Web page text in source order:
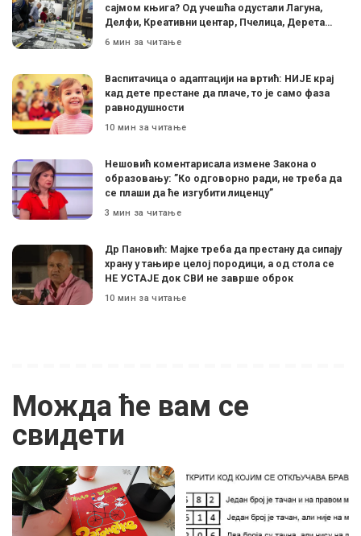
сајмом књига? Од учешћа одустали Лагуна,
Делфи, Креативни центар, Пчелица, Дерета…
6 мин за читање
Васпитачица о адаптацији на вртић: НИЈЕ крај
кад дете престане да плаче, то је само фаза
равнодушности
10 мин за читање
Нешовић коментарисала измене Закона о
образовању: ”Ко одговорно ради, не треба да
се плаши да ће изгубити лиценцу”
3 мин за читање
Др Пановић: Мајке треба да престану да сипају
храну у тањире целој породици, а од стола се
НЕ УСТАЈЕ док СВИ не заврше оброк
10 мин за читање
Можда ће вам се
свидети